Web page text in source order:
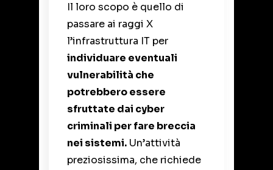
Il loro scopo è quello di
passare ai raggi X
l’infrastruttura IT per
individuare eventuali
vulnerabilità che
potrebbero essere
sfruttate dai cyber
criminali per fare breccia
nei sistemi. Un’attività
preziosissima, che richiede